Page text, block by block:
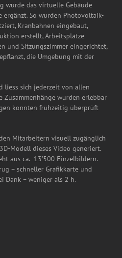
wurde das virtuelle Gebäude
ergänzt. So wurden Photovoltaik-
Kranbahnen eingebaut,
erstellt, Arbeitsplätze
und Sitzungszimmer eingerichtet,
die Umgebung mit der
liess sich jederzeit von allen
Zusammenhänge wurden erlebbar
konnten frühzeitig überprüft
Mitarbeitern visuell zugänglich
Modell dieses Video generiert.
aus ca. 13’500 Einzelbildern.
– schneller Grafikkarte und
Dank – weniger als 2 h.